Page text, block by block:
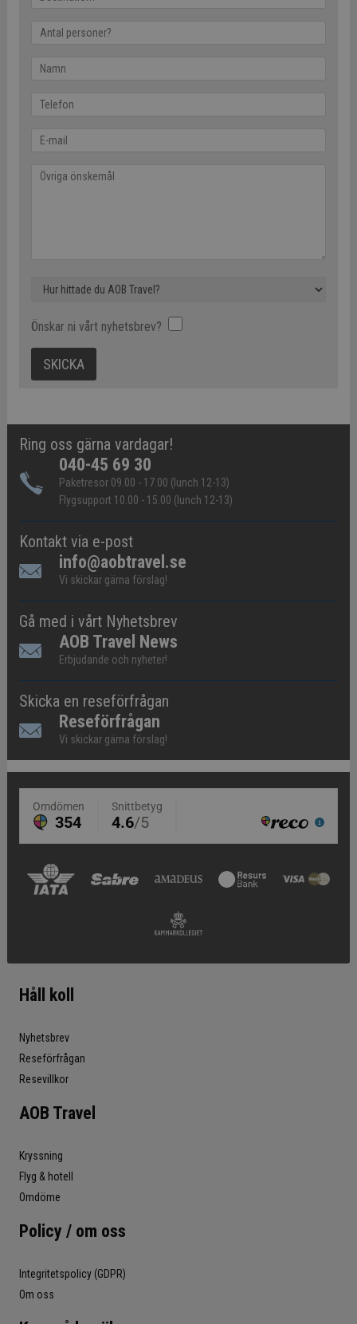
Önskar ni vårt nyhetsbrev?
Ring oss gärna vardagar!
040-45 69 30
Paketresor 09.00 - 17.00 (lunch 12-13)
Flygsupport 10.00 - 15.00 (lunch 12-13)
Kontakt via e-post
info@aobtravel.se
Vi skickar gärna förslag!
Gå med i vårt Nyhetsbrev
AOB Travel News
Erbjudande och nyheter!
Skicka en reseförfrågan
Reseförfrågan
Vi skickar gärna förslag!
Håll koll
Nyhetsbrev
Reseförfrågan
Resevillkor
AOB Travel
Kryssning
Flyg & hotell
Omdöme
Policy / om oss
Integritetspolicy (GDPR)
Om oss